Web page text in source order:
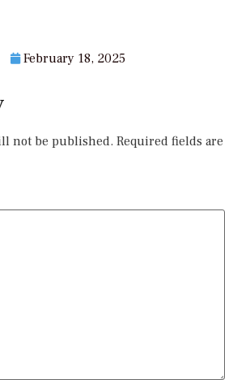
February 18, 2025
not be published. Required fields are